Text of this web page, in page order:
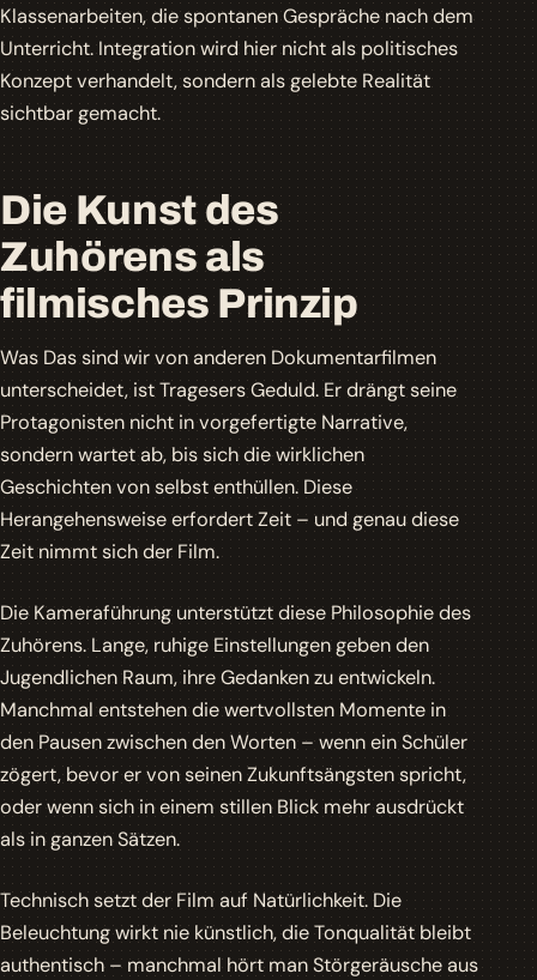
Klassenarbeiten, die spontanen Gespräche nach dem
Unterricht. Integration wird hier nicht als politisches
Konzept verhandelt, sondern als gelebte Realität
sichtbar gemacht.
Die Kunst des
Zuhörens als
filmisches Prinzip
Was Das sind wirvon anderen Dokumentarfilmen
unterscheidet, ist Tragesers Geduld. Er drängt seine
Protagonisten nicht in vorgefertigte Narrative,
sondern wartet ab, bis sich die wirklichen
Geschichten von selbst enthüllen. Diese
Herangehensweise erfordert Zeit – und genau diese
Zeit nimmt sich der Film.
Die Kameraführung unterstützt diese Philosophie des
Zuhörens. Lange, ruhige Einstellungen geben den
Jugendlichen Raum, ihre Gedanken zu entwickeln.
Manchmal entstehen die wertvollsten Momente in
den Pausen zwischen den Worten– wenn ein Schüler
zögert, bevor er von seinen Zukunftsängsten spricht,
oder wenn sich in einem stillen Blick mehr ausdrückt
als in ganzen Sätzen.
Technisch setzt der Film auf Natürlichkeit. Die
Beleuchtung wirkt nie künstlich, die Tonqualität bleibt
authentisch – manchmal hört man Störgeräusche aus